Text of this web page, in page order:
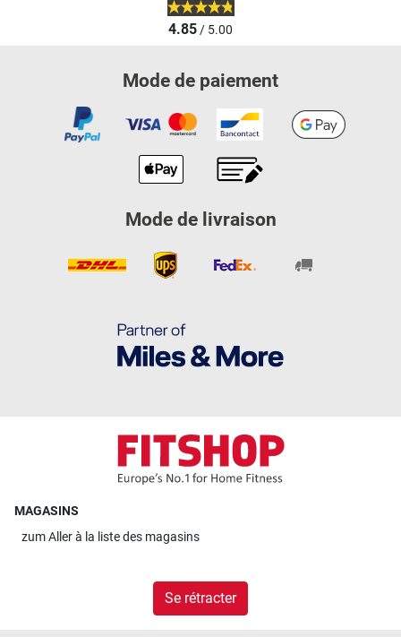
4.85/ 5.00
Mode de paiement
Mode de livraison
MAGASINS
zumAller à la liste des magasins
Se rétracter